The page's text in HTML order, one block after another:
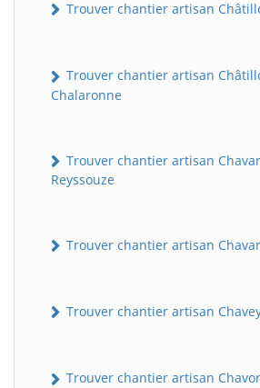
Trouver chantier artisan
Trouver chantier artisan
Chalaronne
Trouver chantier artisan
Reyssouze
Trouver chantier artisan
Trouver chantier artisan
Trouver chantier artisan